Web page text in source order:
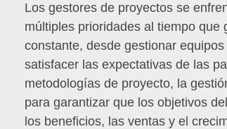
Los gestores de proyectos se
múltiples prioridades al tiempo
constante, desde gestionar
satisfacer las expectativas de las
metodologías de proyecto, la
para garantizar que los objetivos
los beneficios, las ventas y el